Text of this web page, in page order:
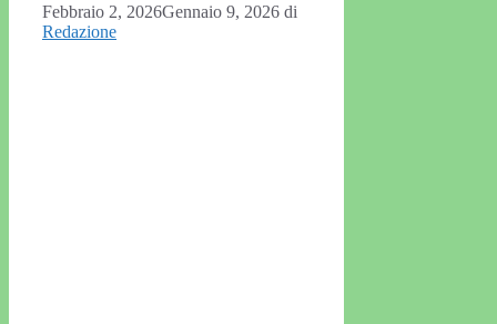
Febbraio 2, 2026Gennaio 9, 2026 di
Redazione